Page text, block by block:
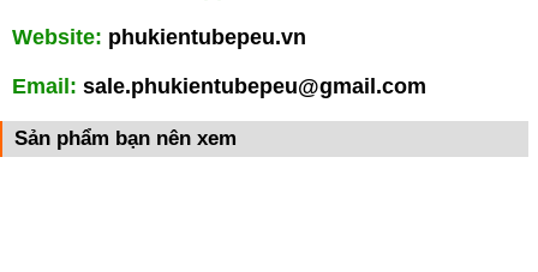
Website: phukientubepeu.vn
Email: sale.phukientubepeu@gmail.com
Sản phẩm bạn nên xem